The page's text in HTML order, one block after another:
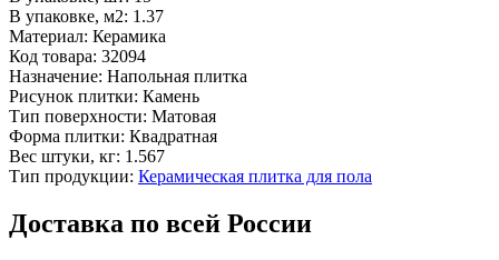
В упаковке, м2: 1.37
Материал: Керамика
Код товара: 32094
Назначение: Напольная плитка
Рисунок плитки: Камень
Тип поверхности: Матовая
Форма плитки: Квадратная
Вес штуки, кг: 1.567
Тип продукции: Керамическая плитка для пола
Доставка по всей России